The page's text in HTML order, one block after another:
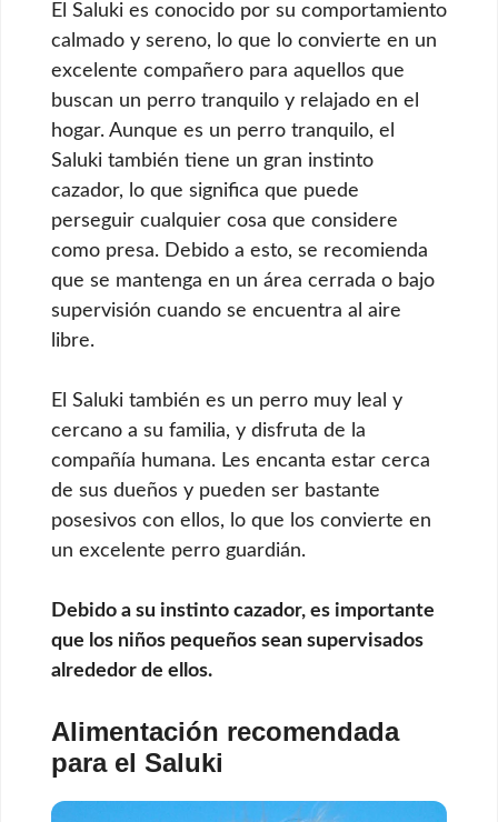
El Saluki es conocido por su comportamiento
calmado y sereno, lo que lo convierte en un
excelente compañero para aquellos que
buscan un perro tranquilo y relajado en el
hogar. Aunque es un perro tranquilo, el
Saluki también tiene un gran instinto
cazador, lo que significa que puede
perseguir cualquier cosa que considere
como presa. Debido a esto, se recomienda
que se mantenga en un área cerrada o bajo
supervisión cuando se encuentra al aire
libre.
El Saluki también es un perro muy leal y
cercano a su familia, y disfruta de la
compañía humana. Les encanta estar cerca
de sus dueños y pueden ser bastante
posesivos con ellos, lo que los convierte en
un excelente perro guardián.
Debido a su instinto cazador, es importante
que los niños pequeños sean supervisados
alrededor de ellos.
Alimentación recomendada
para el Saluki